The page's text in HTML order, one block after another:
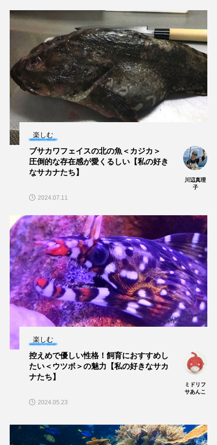
保全 健康 八景島シーパラダイス
共生 分析 分類 刺胞動物
剥製 動物園 化石 北の大地の水族館
北極 医療 南極大陸 同定
哺乳類 商品
四万十川
四国水族館 図鑑 固有亜種 固有種
大分県 天然記念物 奈良県
宍道湖自然館ゴビウス 宮古島 寄生
寄生虫 対馬 寿司 小樽
屈斜路湖 岩手県 市場
市立しものせき水族館・海響館 干支 干潟
幻魚 幼体
幼魚水族館 広島もとまち水族館 形態
文化
日本固有種 旬 書籍
楽しむ
ブサカワフェイスの北の魚＜カジカ＞
圧倒的な存在感が愛くるしい【私の好き
なサカナたち】
川辺真理
子
2024.07.11
楽しむ
控えめで優しい性格！飼育におすすめし
たい＜ウツボ＞の魅力【私の好きなサカ
ナたち】
ミドリフ
サあんこ
2024.05.23